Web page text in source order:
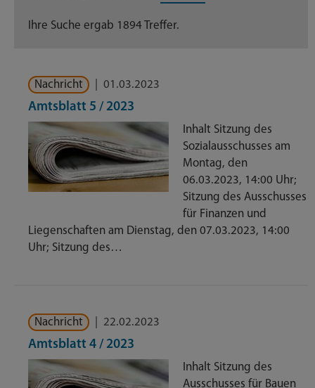
Dienstleistungen
Nachrichten
Themenseite 593
Veröffentlichungen 35
Ihre Suche ergab 1894 Treffer.
Nachricht 01.03.2023
Amtsblatt 5 / 2023
Inhalt Sitzung des
Sozialausschusses am
Montag, den
06.03.2023, 14:00 Uhr;
Sitzung des Ausschusses
für Finanzen und
Liegenschaften am Dienstag, den 07.03.2023, 14:00
Uhr; Sitzung des…
Nachricht 22.02.2023
Amtsblatt 4 / 2023
Inhalt Sitzung des
Ausschusses für Bauen